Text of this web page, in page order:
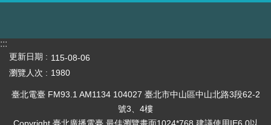
:::
更新日期
115-08-06
瀏覽人次
1980
臺北電臺 FM93.1 AM1134 104027 臺北市中山區中山北路3段62-2
號3、4樓